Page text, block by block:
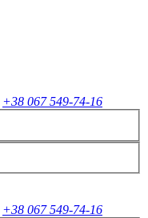
+38 067 549-74-16
+38 067 549-74-16